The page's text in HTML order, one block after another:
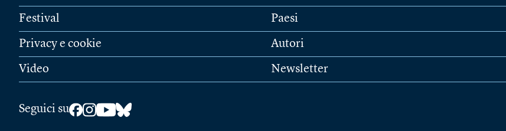
Festival
Privacy e cookie
Video
Paesi
Autori
Newsletter
Seguici su